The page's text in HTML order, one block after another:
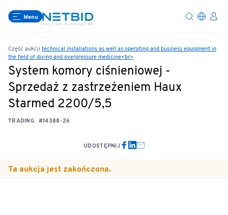
Menu
Część aukcji technical installations as well as operating and business equipment in
the field of diving and overpressure medicine<br>
System komory ciśnieniowej -
Sprzedaż z zastrzeżeniem Haux
Starmed 2200/5,5
TRADING #14388-26
UDOSTĘPNIJ
Ta aukcja jest zakończona.